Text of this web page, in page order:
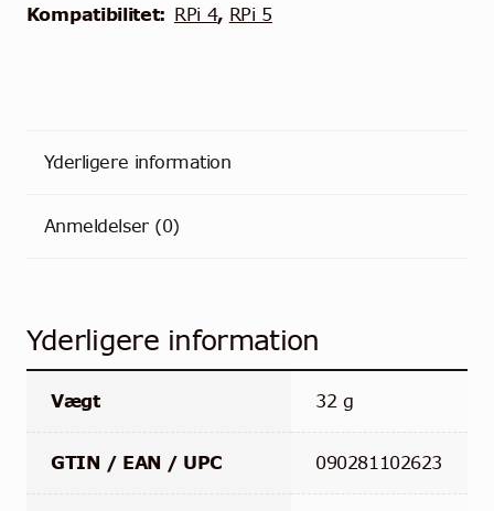
Kompatibilitet: RPi 4, RPi 5
Yderligere information
Anmeldelser (0)
Yderligere information
Vægt 32 g
GTIN / EAN / UPC 090281102623